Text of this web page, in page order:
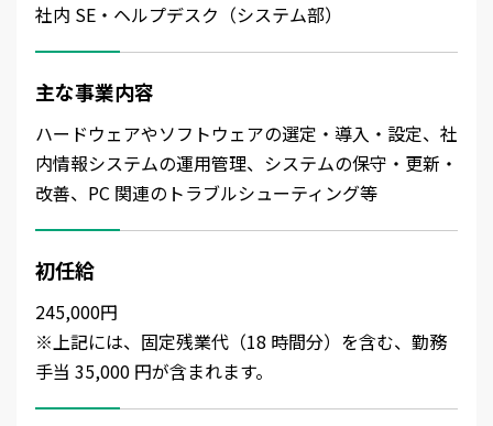
社内 SE・ヘルプデスク（システム部）
主な事業内容
ハードウェアやソフトウェアの選定・導入・設定、社
内情報システムの運用管理、システムの保守・更新・
改善、PC 関連のトラブルシューティング等
初任給
245,000円
※上記には、固定残業代（18 時間分）を含む、勤務
手当 35,000 円が含まれます。